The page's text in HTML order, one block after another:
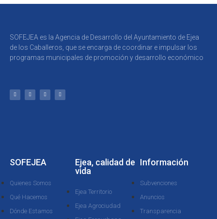
SOFEJEA es la Agencia de Desarrollo del Ayuntamiento de Ejea
de los Caballeros, que se encarga de coordinar e impulsar los
programas municipales de promoción y desarrollo económico
SOFEJEA
Quienes Somos
Qué Hacemos
Dónde Estamos
Ejea, calidad de
vida
Ejea Territorio
Ejea Agrociudad
Información
Subvenciones
Anuncios
Transparencia